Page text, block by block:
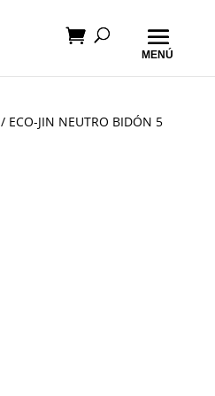
/ ECO-JIN NEUTRO BIDÓN 5